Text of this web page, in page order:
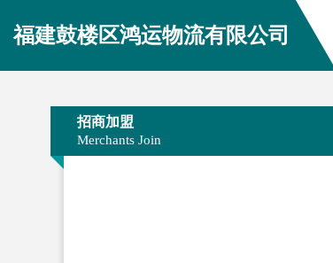
福建鼓楼区鸿运物流有限公司
招商加盟
Merchants Join